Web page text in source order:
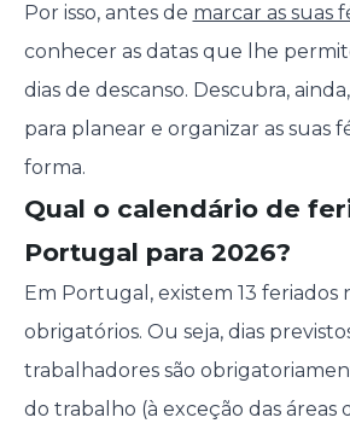
Por isso, antes de marcar as suas
conhecer as datas que lhe
dias de descanso. Descubra,
para planear e organizar as suas
forma.
Qual o calendário de
Portugal para 2026?
Em Portugal, existem 13 feriados
obrigatórios. Ou seja, dias
trabalhadores são
do trabalho (à exceção das áreas